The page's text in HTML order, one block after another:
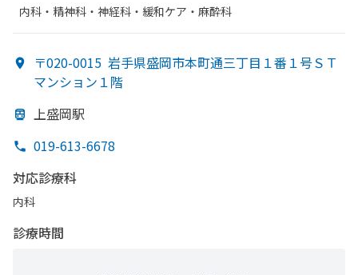
内科・​精神科・神経科・​緩和ケア・​麻酔科
〒020-0015 岩手県盛岡市本町通三丁目１番１号ＳＴ
マンション１階
上盛岡駅
019-613-6678
対応診療科
内科
診療時間